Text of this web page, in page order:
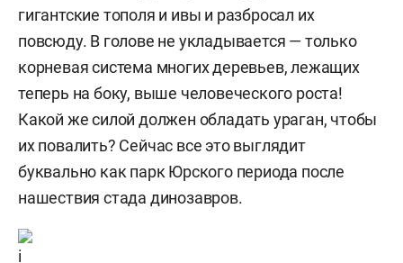
гигантские тополя и ивы и разбросал их
повсюду. В голове не укладывается — только
корневая система многих деревьев, лежащих
теперь на боку, выше человеческого роста!
Какой же силой должен обладать ураган, чтобы
их повалить? Сейчас все это выглядит
буквально как парк Юрского периода после
нашествия стада динозавров.